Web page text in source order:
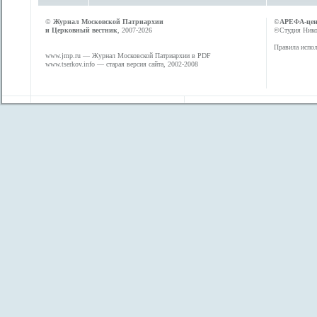
© Журнал Московской Патриархии
и Церковный вестник , 2007-2026
www.jmp.ru — Журнал Московской Патриархии в PDF
www.tserkov.info — старая версия сайта, 2002-2008
©АРЕФА-
©Студия
Правила